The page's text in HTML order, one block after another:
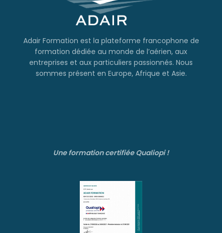
Adair Formation est la plateforme francophone de
formation dédiée au monde de l’aérien, aux
entreprises et aux particuliers passionnés. Nous
sommes présent en Europe, Afrique et Asie.
Une formation certifiée Qualiopi !